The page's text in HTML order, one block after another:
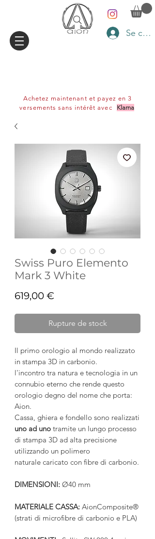
Se
Achetez maintenant et payez en 3
versements sans intérêt avec
Klarna
Swiss Puro Elemento
Mark 3 White
619,00 €
Rupture de stock
Il primo orologio al mondo realizzato
in stampa 3D in carbonio.
l'incontro tra natura e tecnologia in un
connubio eterno che rende questo
orologio degno del nome che porta:
Aion.
Cassa, ghiera e fondello sono realizzati
uno ad uno tramite un lungo processo
di stampa 3D ad alta precisione
utilizzando un polimero
naturale caricato con fibre di carbonio.
DIMENSIONI: Ø40 mm
MATERIALE CASSA: AionComposite®
(strati di microfibre di carbonio e PLA)